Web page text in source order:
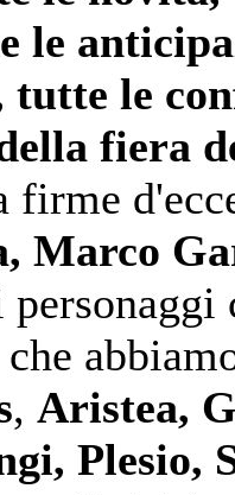
le
le
fiera
firme
Marco
che
, Aristea,
Plesio,